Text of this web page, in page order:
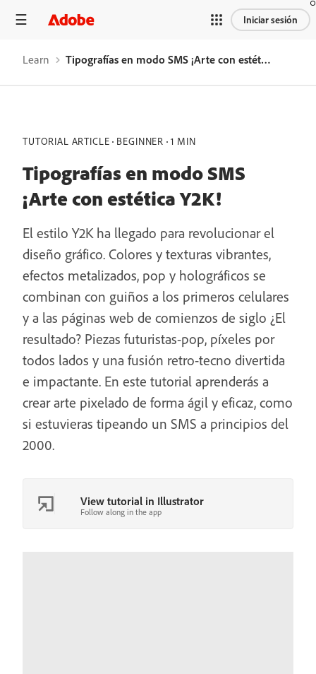
Iniciar sesión
Learn Tipografías en modo SMS ¡Arte con estética Y2K!
TUTORIAL ARTICLE BEGINNER 1 MIN
Tipografías en modo SMS
¡Arte con estética Y2K!
El estilo Y2K ha llegado para revolucionar el
diseño gráfico. Colores y texturas vibrantes,
efectos metalizados, pop y holográficos se
combinan con guiños a los primeros celulares
y a las páginas web de comienzos de siglo ¿El
resultado? Piezas futuristas-pop, píxeles por
todos lados y una fusión retro-tecno divertida
e impactante. En este tutorial aprenderás a
crear arte pixelado de forma ágil y eficaz, como
si estuvieras tipeando un SMS a principios del
2000.
View tutorial in Illustrator
Follow along in the app